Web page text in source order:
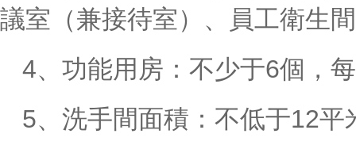
議室（兼接待室）、員工衛生
4、功能用房：不少于6個，
5、洗手間面積：不低于12平